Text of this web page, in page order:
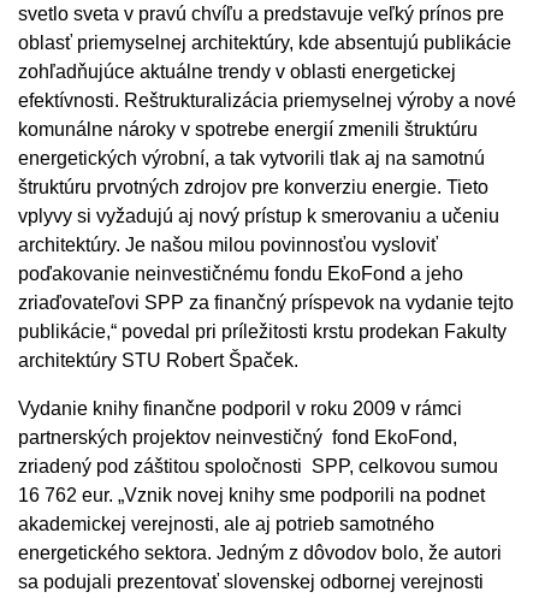
svetlo sveta v pravú chvíľu a predstavuje veľký prínos pre
oblasť priemyselnej architektúry, kde absentujú publikácie
zohľadňujúce aktuálne trendy v oblasti energetickej
efektívnosti. Reštrukturalizácia priemyselnej výroby a nové
komunálne nároky v spotrebe energií zmenili štruktúru
energetických výrobní, a tak vytvorili tlak aj na samotnú
štruktúru prvotných zdrojov pre konverziu energie. Tieto
vplyvy si vyžadujú aj nový prístup k smerovaniu a učeniu
architektúry. Je našou milou povinnosťou vysloviť
poďakovanie neinvestičnému fondu EkoFond a jeho
zriaďovateľovi SPP za finančný príspevok na vydanie tejto
publikácie,“ povedal pri príležitosti krstu prodekan Fakulty
architektúry STU Robert Špaček.
Vydanie knihy finančne podporil v roku 2009 v rámci
partnerských projektov neinvestičný fond EkoFond,
zriadený pod záštitou spoločnosti SPP, celkovou sumou
16 762 eur. „Vznik novej knihy sme podporili na podnet
akademickej verejnosti, ale aj potrieb samotného
energetického sektora. Jedným z dôvodov bolo, že autori
sa podujali prezentovať slovenskej odbornej verejnosti